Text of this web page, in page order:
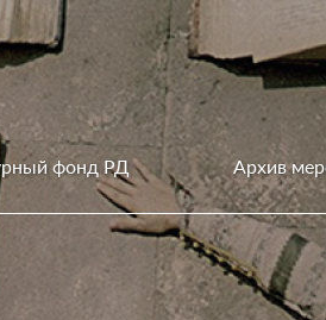
фонд РД Архив